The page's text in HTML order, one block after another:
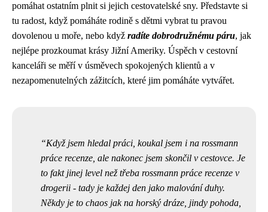
pomáhat ostatním plnit si jejich cestovatelské sny. Představte si
tu radost, když pomáháte rodině s dětmi vybrat tu pravou
dovolenou u moře, nebo když radíte dobrodružnému páru, jak
nejlépe prozkoumat krásy Jižní Ameriky. Úspěch v cestovní
kanceláři se měří v úsměvech spokojených klientů a v
nezapomenutelných zážitcích, které jim pomáháte vytvářet.
Když jsem hledal práci, koukal jsem i na rossmann
práce recenze , ale nakonec jsem skončil v cestovce. Je
to fakt jinej level než třeba rossmann práce recenze v
drogerii - tady je každej den jako malování duhy.
Někdy je to chaos jak na horský dráze, jindy pohoda,